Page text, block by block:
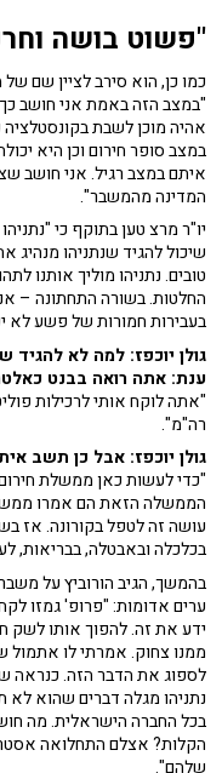
"פשוט בושה
כמו כן, הוא סירב לציין שם
"במצב הזה באמת אני חושב
אהיה מוכן לשבת
במצב סופר חירום וכן היא
איתם במצב רגיל. אני חושב
המדינה מהמשבר".
יו"ר מרצ טען בתוקף כי
שיכול להגיד שנתניהו מנהיג
טובים. נתניהו מוליך אותנו
החלטות. בשורה התחתונה –
בעבירות חמורות של פשע לא
גולן יוכפז: למה לא
ענת: אתה רואה בבנט
"אתה לוקח אותי לרכילות
רה"מ".
גולן יוכפז: אבל כן תשב
"כדי לעשות כאן ממשלת
הממשלה הזאת הם אמרו
עושה זה לטפל בקורונה. אז
בכלכלה ובאבטלה, בבריאות,
ערים אדומות: "פרופ' גמזו
ידע את זה. להפוך אותו לשק
ממנו צחוק. אמרתי לו אתמול
לספוג את הדבר הזה.
נתניהו מגלה דברים שהוא לא
בכל החברה הישראלית. מה
הקלות? אצלם התחלואה
שלהם".